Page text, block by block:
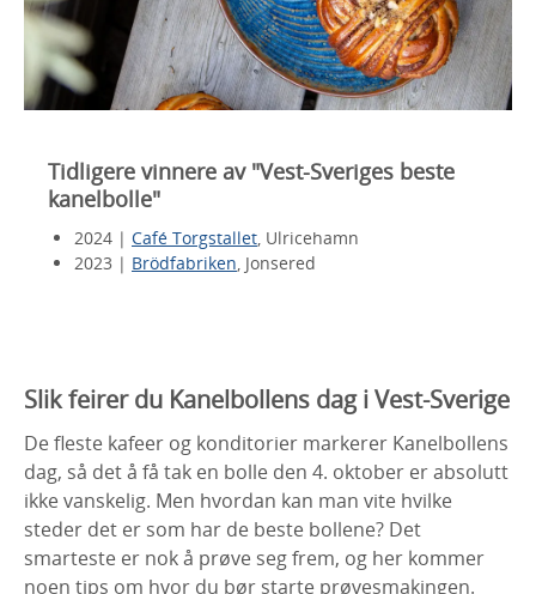
Tidligere vinnere av "Vest-Sveriges beste
kanelbolle"
2024 | Café Torgstallet, Ulricehamn
2023 | Brödfabriken, Jonsered
Slik feirer du Kanelbollens dag i Vest-Sverige
De fleste kafeer og konditorier markerer Kanelbollens
dag, så det å få tak en bolle den 4. oktober er absolutt
ikke vanskelig. Men hvordan kan man vite hvilke
steder det er som har de beste bollene? Det
smarteste er nok å prøve seg frem, og her kommer
noen tips om hvor du bør starte prøvesmakingen.